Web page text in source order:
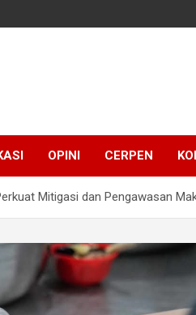
OPINI CERPEN
Mitigasi dan Pengawasan